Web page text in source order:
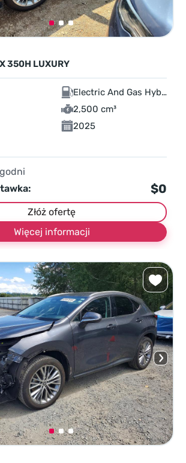
350H LUXURY
Electric And Gas Hybrid
2,500 cm³
2025
$0
Złóż ofertę
Więcej informacji